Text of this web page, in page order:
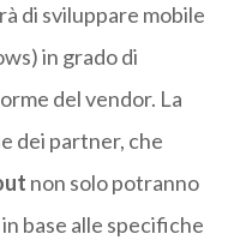
di sviluppare mobile
in grado di
del vendor. La
dei partner, che
non solo potranno
base alle specifiche